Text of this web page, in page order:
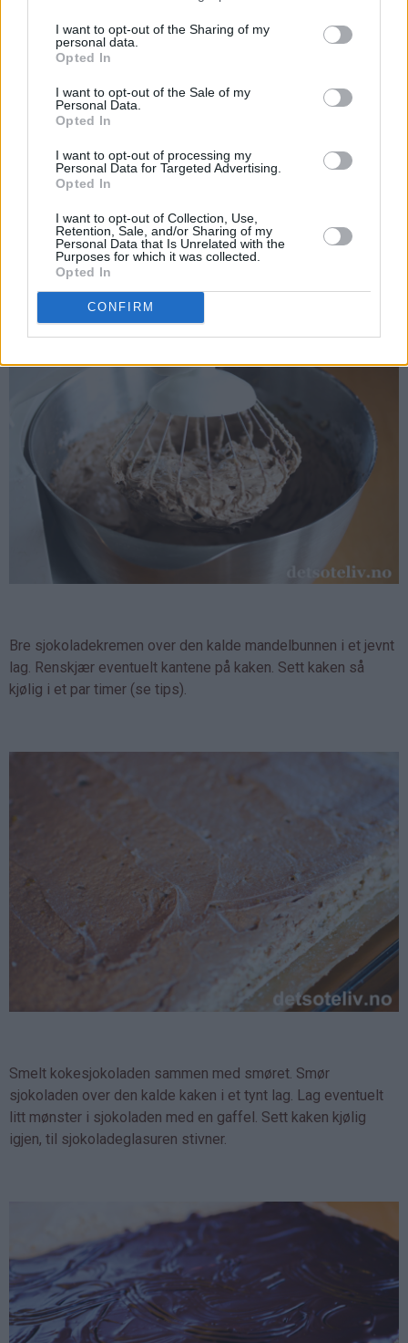
I want to opt-out of the Sharing of my
personal data.
Opted In
I want to opt-out of the Sale of my
Personal Data.
Opted In
I want to opt-out of processing my
Personal Data for Targeted Advertising.
Opted In
I want to opt-out of Collection, Use,
Retention, Sale, and/or Sharing of my
Personal Data that Is Unrelated with the
Purposes for which it was collected.
Opted In
CONFIRM
Til sjokoladekremen piskes mykt smør sammen med melis.
Pisk inn eggeplommene til en luftig smørkrem. Pisk til slutt
inn kakao og vaniljesukkeret.
Bre sjokoladekremen over den kalde mandelbunnen i et jevnt
lag. Renskjær eventuelt kantene på kaken. Sett kaken så
kjølig i et par timer (se tips).
Smelt kokesjokoladen sammen med smøret. Smør
sjokoladen over den kalde kaken i et tynt lag. Lag eventuelt
litt mønster i sjokoladen med en gaffel. Sett kaken kjølig
igjen, til sjokoladeglasuren stivner.